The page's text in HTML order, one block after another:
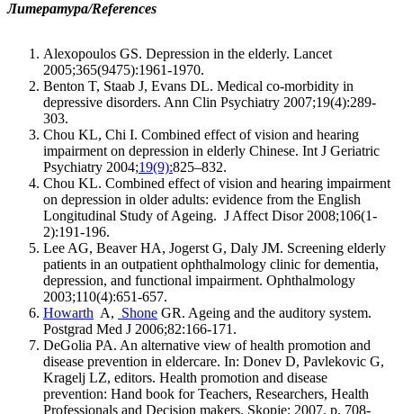
Литература/References
Alexopoulos GS. Depression in the elderly. Lancet
2005;365(9475):1961-1970.
Benton T, Staab J, Evans DL. Medical co-morbidity in
depressive disorders. Ann Clin Psychiatry 2007;19(4):289-
303.
Chou KL, Chi I. Combined effect of vision and hearing
impairment on depression in elderly Chinese. Int J Geriatric
Psychiatry 2004;19(9):825–832.
Chou KL. Combined effect of vision and hearing impairment
on depression in older adults: evidence from the English
Longitudinal Study of Ageing. J Affect Disor 2008;106(1-
2):191-196.
Lee AG, Beaver HA, Jogerst G, Daly JM. Screening elderly
patients in an outpatient ophthalmology clinic for dementia,
depression, and functional impairment. Ophthalmology
2003;110(4):651-657.
Howarth A, Shone GR. Ageing and the auditory system.
Postgrad Med J 2006;82:166-171.
DeGolia PA. An alternative view of health promotion and
disease prevention in eldercare. In: Donev D, Pavlekovic G,
Kragelj LZ, editors. Health promotion and disease
prevention: Hand book for Teachers, Researchers, Health
Professionals and Decision makers. Skopje; 2007. p. 708-